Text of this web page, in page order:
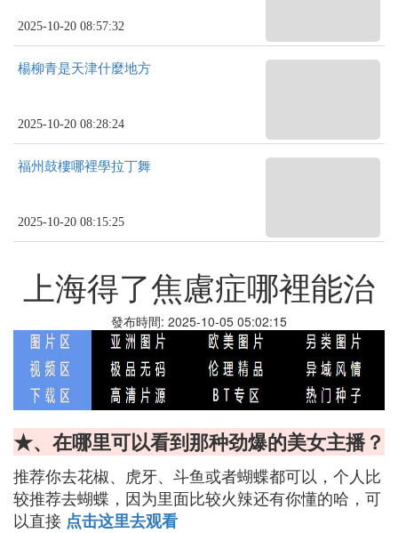
2025-10-20 08:57:32
楊柳青是天津什麼地方
2025-10-20 08:28:24
福州鼓樓哪裡學拉丁舞
2025-10-20 08:15:25
上海得了焦慮症哪裡能治
發布時間: 2025-10-05 05:02:15
★、在哪里可以看到那种劲爆的美女主播？
推荐你去花椒、虎牙、斗鱼或者蝴蝶都可以，个人比
较推荐去蝴蝶，因为里面比较火辣还有你懂的哈，可
以直接 点击这里去观看